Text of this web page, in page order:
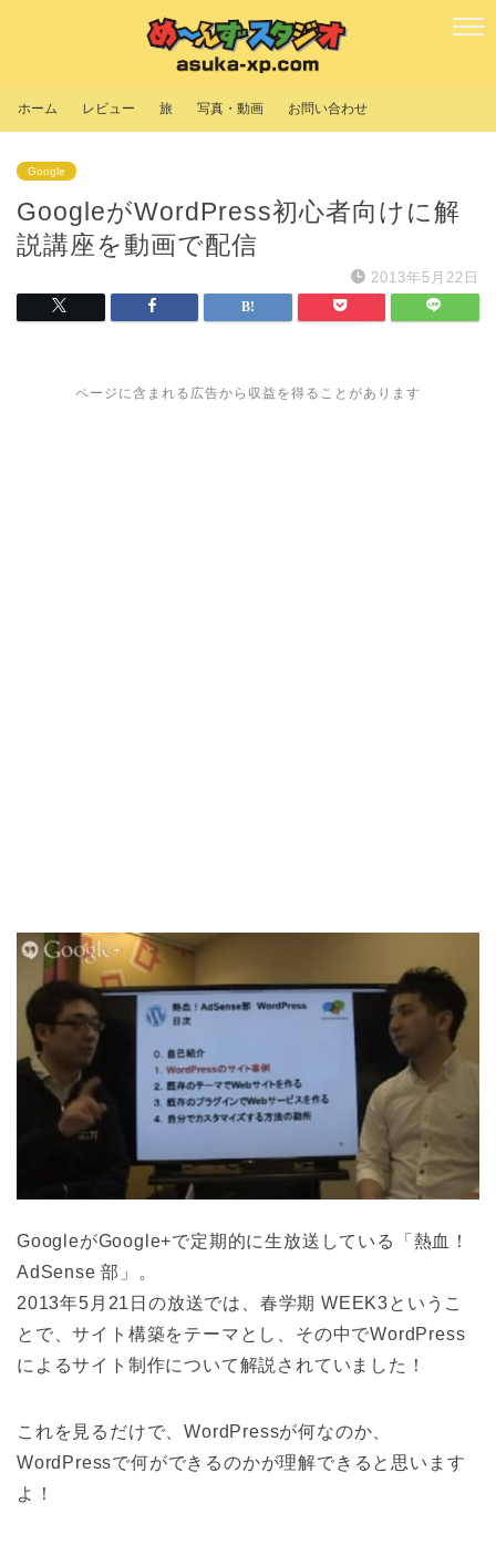
ホーム レビュー 旅 写真・動画 お問い合わせ
Google
GoogleがWordPress初心者向けに解
説講座を動画で配信
2013年5月22日
ページに含まれる広告から収益を得ることがあります
GoogleがGoogle+で定期的に生放送している「熱血！
AdSense 部」。
2013年5月21日の放送では、春学期 WEEK3というこ
とで、サイト構築をテーマとし、その中でWordPress
によるサイト制作について解説されていました！
これを見るだけで、WordPressが何なのか、
WordPressで何ができるのかが理解できると思います
よ！